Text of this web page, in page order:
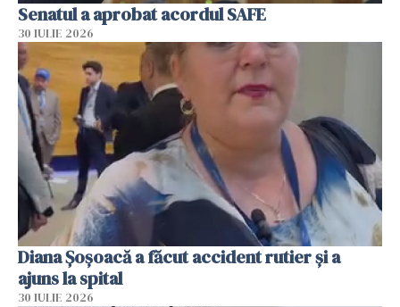
Senatul a aprobat acordul SAFE
30 IULIE 2026
Diana Șoșoacă a făcut accident rutier și a
ajuns la spital
30 IULIE 2026